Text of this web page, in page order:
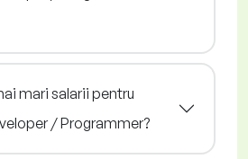
mari salarii pentru
/ Programmer?